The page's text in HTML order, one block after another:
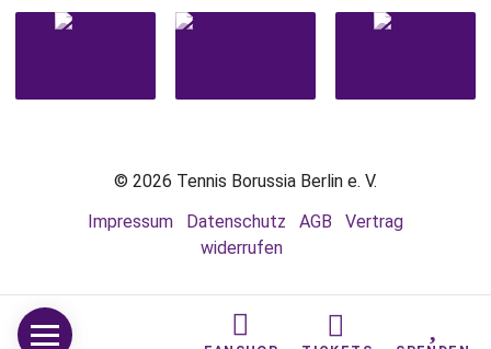
© 2026 Tennis Borussia Berlin e. V.
Impressum
Datenschutz AGB
Vertrag
widerrufen